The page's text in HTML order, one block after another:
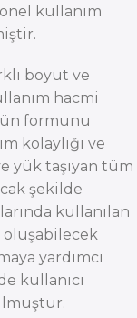
kullanım
boyut ve
hacmi
formunu
kolaylığı ve
yük taşıyan tüm
şekilde
kullanılan
oluşabilecek
yardımcı
kullanıcı